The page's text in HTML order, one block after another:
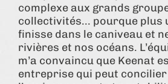
complexe aux grands
collectivités... pourque plus
finisse dans le caniveau et
rivières et nos océans.
m’a convaincu que Keenat
entreprise qui peut